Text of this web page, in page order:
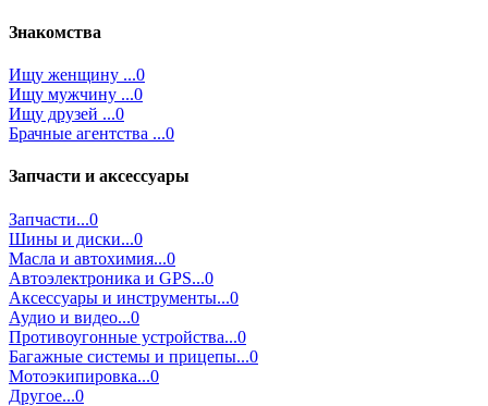
Знакомства
Ищу женщину ...0
Ищу мужчину ...0
Ищу друзей ...0
Брачные агентства ...0
Запчасти и аксессуары
Запчасти...0
Шины и диски...0
Масла и автохимия...0
Автоэлектроника и GPS...0
Аксессуары и инструменты...0
Аудио и видео...0
Противоугонные устройства...0
Багажные системы и прицепы...0
Мотоэкипировка...0
Другое...0